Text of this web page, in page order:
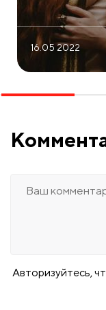
16.05 2022
Авторизуйтесь,